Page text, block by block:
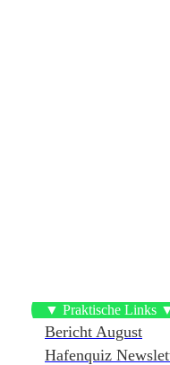
▼ Praktische Links
Bericht August
Hafenquiz